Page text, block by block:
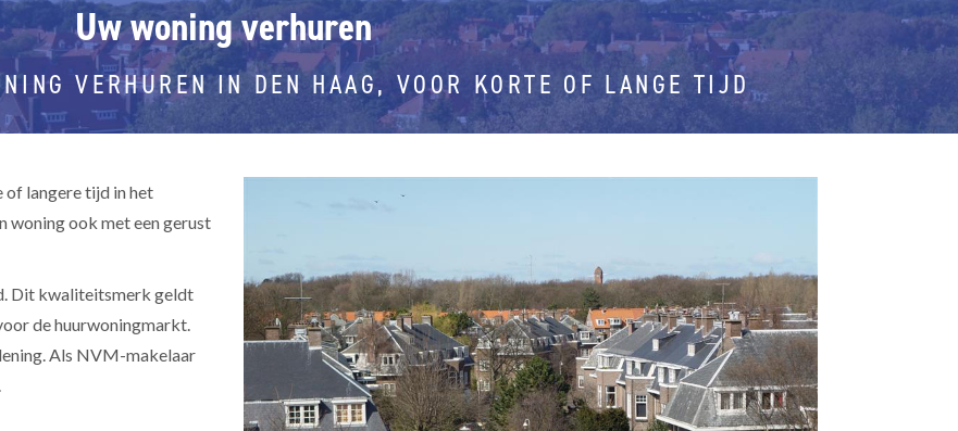
Uw woning verhuren
VERHUREN IN DEN HAAG, VOOR KORTE OF LANGE TIJD
of langere tijd in het
woning ook met een gerust
Dit kwaliteitsmerk geldt
de huurwoningmarkt.
Als NVM-makelaar